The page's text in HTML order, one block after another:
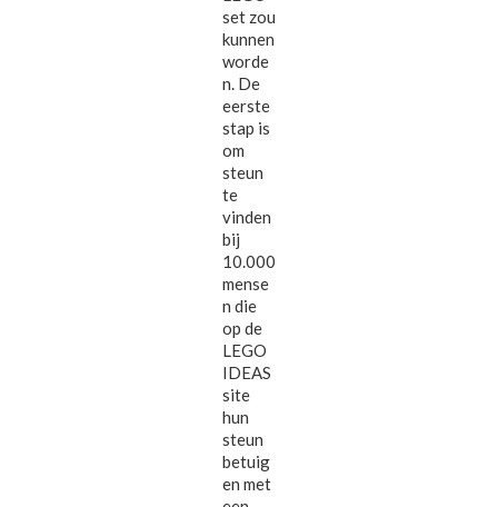
set zou
kunnen
worde
n. De
eerste
stap is
om
steun
te
vinden
bij
10.000
mense
n die
op de
LEGO
IDEAS
site
hun
steun
betuig
en met